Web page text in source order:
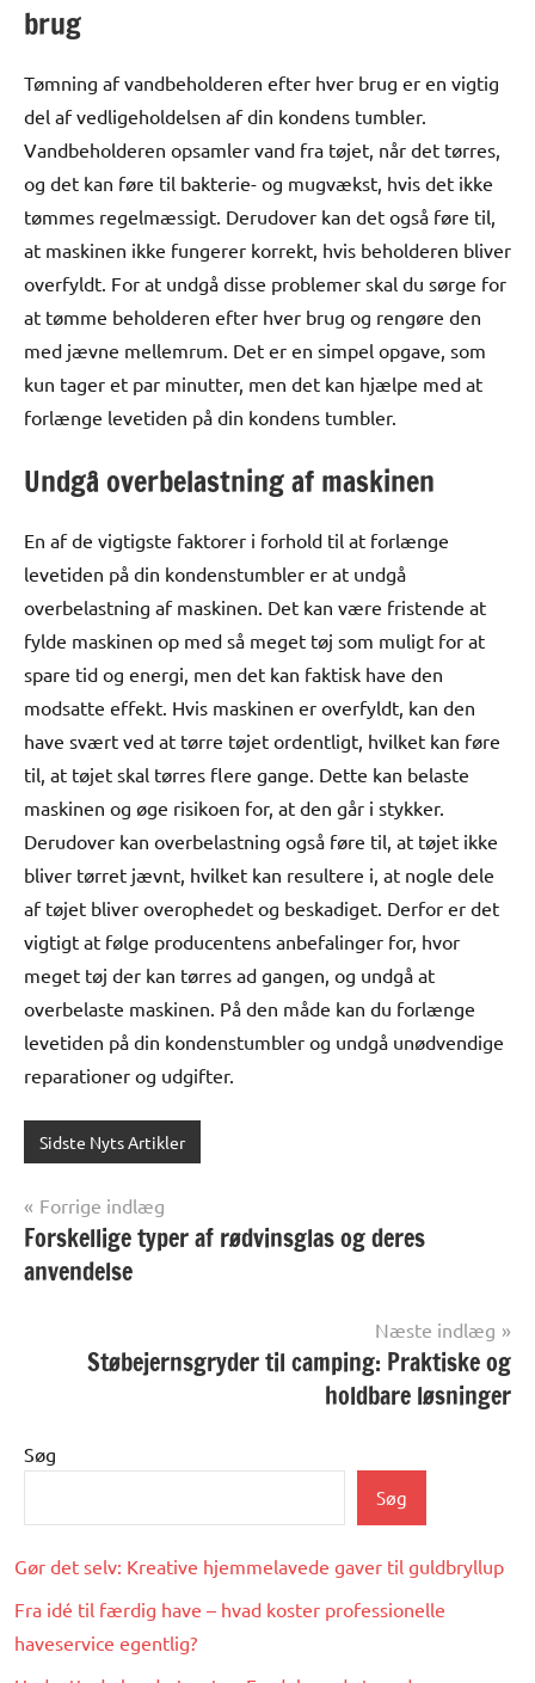
brug
Tømning af vandbeholderen efter hver brug er en vigtig
del af vedligeholdelsen af din kondens tumbler.
Vandbeholderen opsamler vand fra tøjet, når det tørres,
og det kan føre til bakterie- og mugvækst, hvis det ikke
tømmes regelmæssigt. Derudover kan det også føre til,
at maskinen ikke fungerer korrekt, hvis beholderen bliver
overfyldt. For at undgå disse problemer skal du sørge for
at tømme beholderen efter hver brug og rengøre den
med jævne mellemrum. Det er en simpel opgave, som
kun tager et par minutter, men det kan hjælpe med at
forlænge levetiden på din kondens tumbler.
Undgå overbelastning af maskinen
En af de vigtigste faktorer i forhold til at forlænge
levetiden på din kondenstumbler er at undgå
overbelastning af maskinen. Det kan være fristende at
fylde maskinen op med så meget tøj som muligt for at
spare tid og energi, men det kan faktisk have den
modsatte effekt. Hvis maskinen er overfyldt, kan den
have svært ved at tørre tøjet ordentligt, hvilket kan føre
til, at tøjet skal tørres flere gange. Dette kan belaste
maskinen og øge risikoen for, at den går i stykker.
Derudover kan overbelastning også føre til, at tøjet ikke
bliver tørret jævnt, hvilket kan resultere i, at nogle dele
af tøjet bliver overophedet og beskadiget. Derfor er det
vigtigt at følge producentens anbefalinger for, hvor
meget tøj der kan tørres ad gangen, og undgå at
overbelaste maskinen. På den måde kan du forlænge
levetiden på din kondenstumbler og undgå unødvendige
reparationer og udgifter.
Sidste Nyts Artikler
Indlægsnavigation
Forrige indlæg
Forskellige typer af rødvinsglas og deres
anvendelse
Næste indlæg
Støbejernsgryder til camping: Praktiske og
holdbare løsninger
Søg
Søg
Gør det selv: Kreative hjemmelavede gaver til guldbryllup
Fra idé til færdig have – hvad koster professionelle
haveservice egentlig?